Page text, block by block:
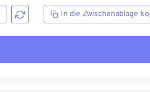
In die Zwischenablage